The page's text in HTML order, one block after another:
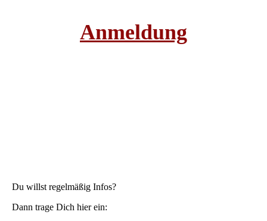
Anmeldung
Du willst regelmäßig Infos?
Dann trage Dich hier ein: